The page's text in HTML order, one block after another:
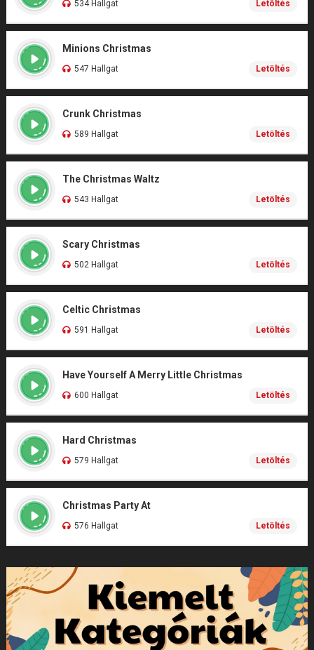
534 Hallgat Letöltés
Minions Christmas
547 Hallgat Letöltés
Crunk Christmas
589 Hallgat Letöltés
The Christmas Waltz
543 Hallgat Letöltés
Scary Christmas
502 Hallgat Letöltés
Celtic Christmas
591 Hallgat Letöltés
Have Yourself A Merry Little Christmas
600 Hallgat Letöltés
Hard Christmas
579 Hallgat Letöltés
Christmas Party At
576 Hallgat Letöltés